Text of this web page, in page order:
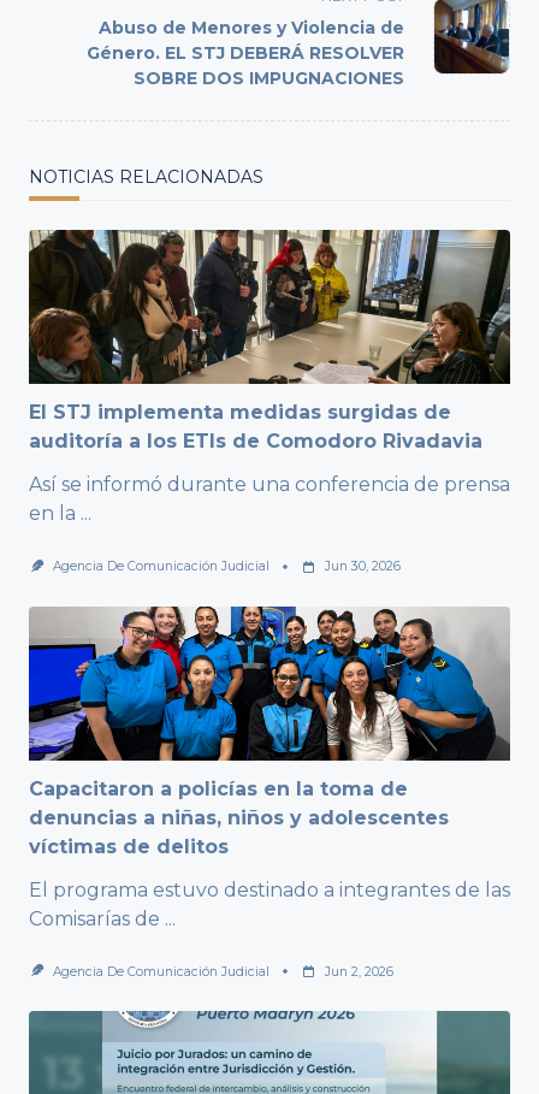
reader-
text">Page</span>
Abuso de Menores y Violencia de
Género. EL STJ DEBERÁ RESOLVER
SOBRE DOS IMPUGNACIONES
NOTICIAS RELACIONADAS
El STJ implementa medidas surgidas de
auditoría a los ETIs de Comodoro Rivadavia
Así se informó durante una conferencia de prensa
en la ...
Agencia De Comunicación Judicial Jun 30, 2026
Capacitaron a policías en la toma de
denuncias a niñas, niños y adolescentes
víctimas de delitos
El programa estuvo destinado a integrantes de las
Comisarías de ...
Agencia De Comunicación Judicial Jun 2, 2026